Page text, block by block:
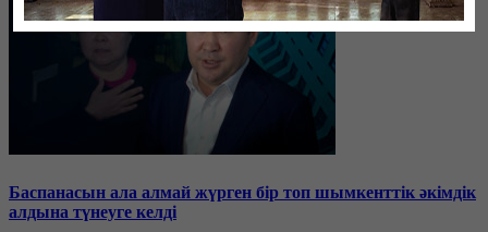
Баспанасын ала алмай жүрген бір топ шымкенттік әкімдік
алдына түнеуге келді